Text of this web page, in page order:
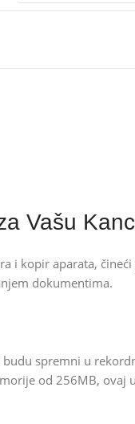
Vašu
i kopir aparata,
dokumentima.
spremni u
od 256MB, ovaj